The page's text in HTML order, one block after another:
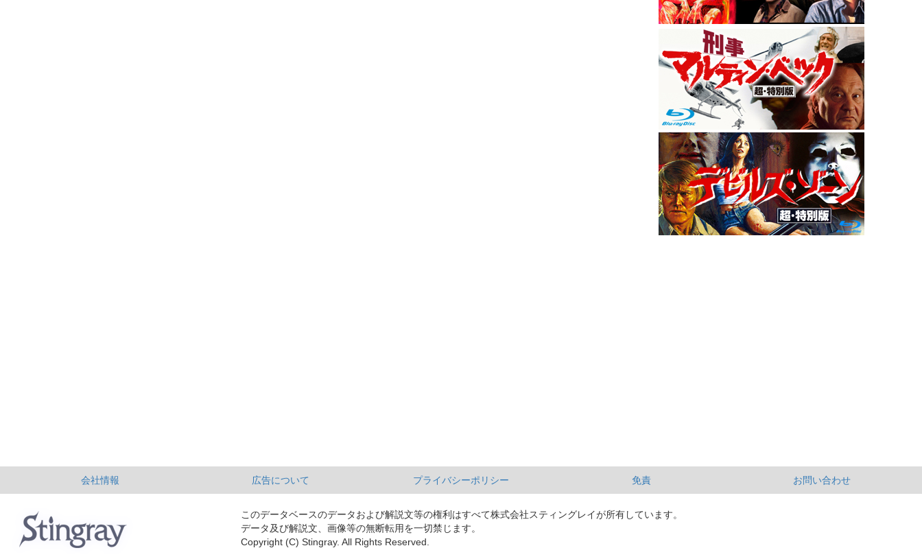
会社情報 広告について プライバシーポリシー 免責 お問い合わせ
このデータベースのデータおよび解説文等の権利はすべて株式会社スティングレイが所有しています。
データ及び解説文、画像等の無断転用を一切禁じます。
Copyright (C) Stingray. All Rights Reserved.